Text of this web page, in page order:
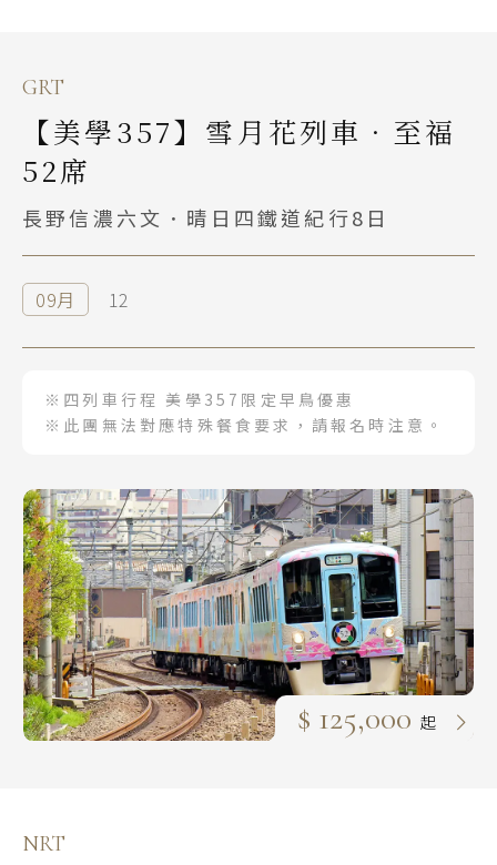
GRT
【美學357】雪月花列車．至福
52席
長野信濃六文．晴日四鐵道紀行8日
09月 12
※四列車行程 美學357限定早鳥優惠
※此團無法對應特殊餐食要求，請報名時注意。
$ 125,000 起
NRT